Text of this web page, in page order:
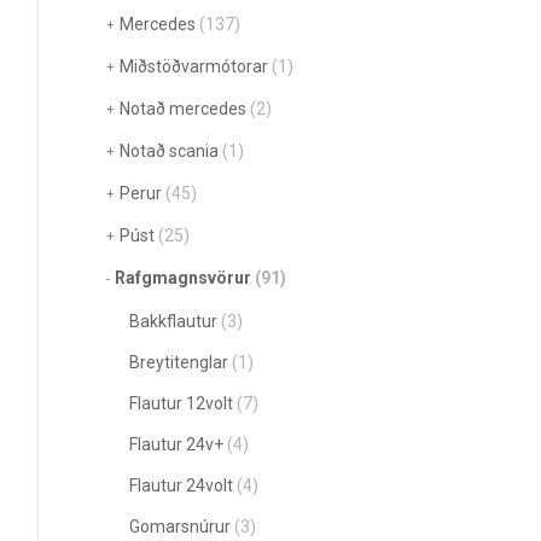
Mercedes (137)
Miðstöðvarmótorar (1)
Notað mercedes (2)
Notað scania (1)
Perur (45)
Púst (25)
Rafgmagnsvörur (91)
Bakkflautur (3)
Breytitenglar (1)
Flautur 12volt (7)
Flautur 24v+ (4)
Flautur 24volt (4)
Gomarsnúrur (3)